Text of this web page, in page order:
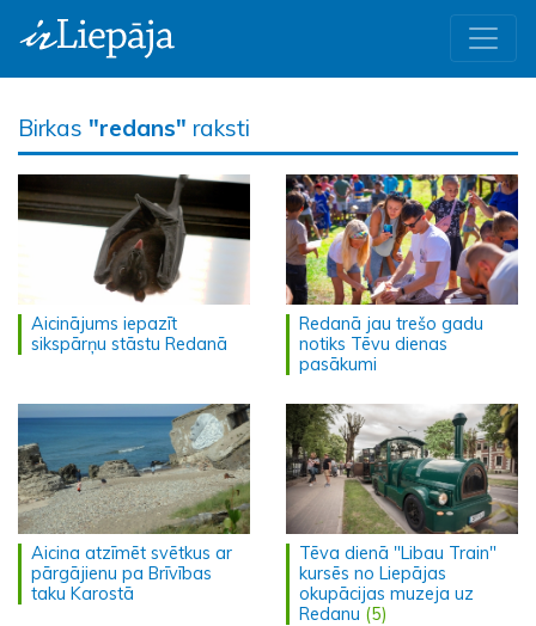
Birkas "redans" raksti
Aicinājums iepazīt
sikspārņu stāstu Redanā
Redanā jau trešo gadu
notiks Tēvu dienas
pasākumi
Aicina atzīmēt svētkus ar
pārgājienu pa Brīvības
taku Karostā
Tēva dienā "Libau Train"
kursēs no Liepājas
okupācijas muzeja uz
Redanu (5)